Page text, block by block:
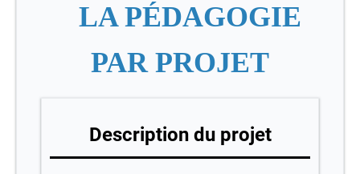
LA PÉDAGOGIE
PAR PROJET
Description du projet